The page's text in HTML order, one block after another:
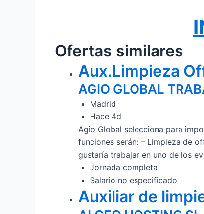
Ofertas similares
Aux.Limpieza
AGIO GLOBAL
Madrid
Hace 4d
Agio Global selecciona para
funciones serán: – Limpieza de
gustaría trabajar en uno de los
Jornada completa
Salario no especificado
Auxiliar de